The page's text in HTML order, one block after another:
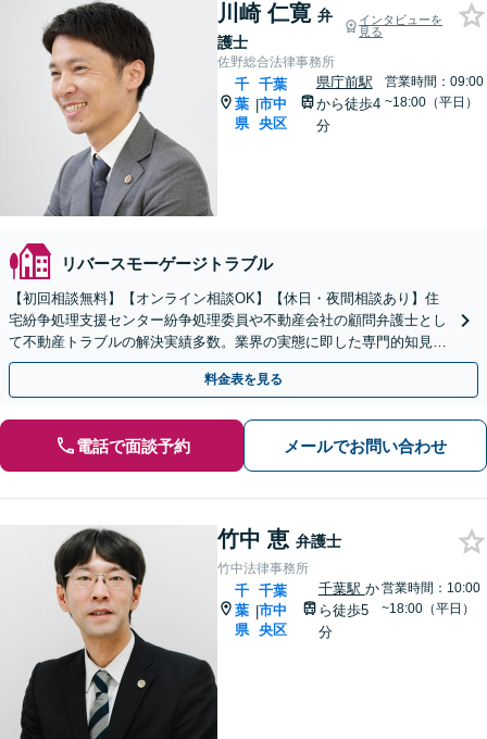
川崎 仁寛 弁
護士
インタビューを
見る
佐野総合法律事務所
千
葉
県
|
千葉
市中
央区
県庁前駅
から徒歩4
分
営業時間：09:00
~18:00（平日）
リバースモーゲージトラブル
【初回相談無料】【オンライン相談OK】【休日・夜間相談あり】住
宅紛争処理支援センター紛争処理委員や不動産会社の顧問弁護士とし
て不動産トラブルの解決実績多数。業界の実態に即した専門的知見を
活かし、きめ細やかにサポートいたします。
料金表を見る
電話で面談予約 メールでお問い合わせ
竹中 恵 弁護士
竹中法律事務所
千
葉
県
|
千葉
市中
央区
千葉駅 か
ら徒歩5
分
営業時間：10:00
~18:00（平日）